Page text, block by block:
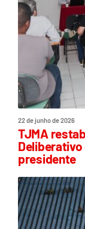
22 de junho de 2026
TJMA
presidente